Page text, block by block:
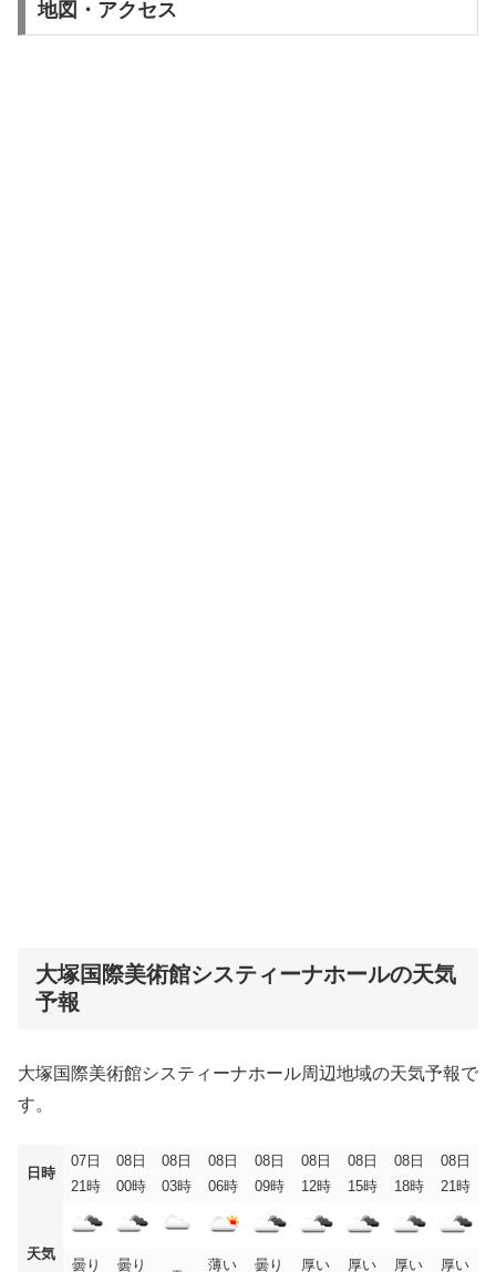
地図・アクセス
大塚国際美術館システィーナホールの天気
予報
大塚国際美術館システィーナホール周辺地域の天気予報で
す。
日時
07日
21時
08日
00時
08日
03時
08日
06時
08日
09時
08日
12時
08日
15時
08日
18時
08日
21時
天気
曇り 曇り 薄い 曇り 厚い 厚い 厚い 厚い